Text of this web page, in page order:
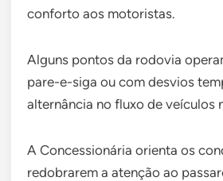
conforto aos motoristas.
Alguns pontos da rodovia
pare-e-siga ou com desvios
alternância no fluxo de veículos
A Concessionária orienta os
redobrarem a atenção ao